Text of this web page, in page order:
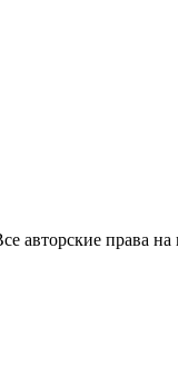
авторские права на